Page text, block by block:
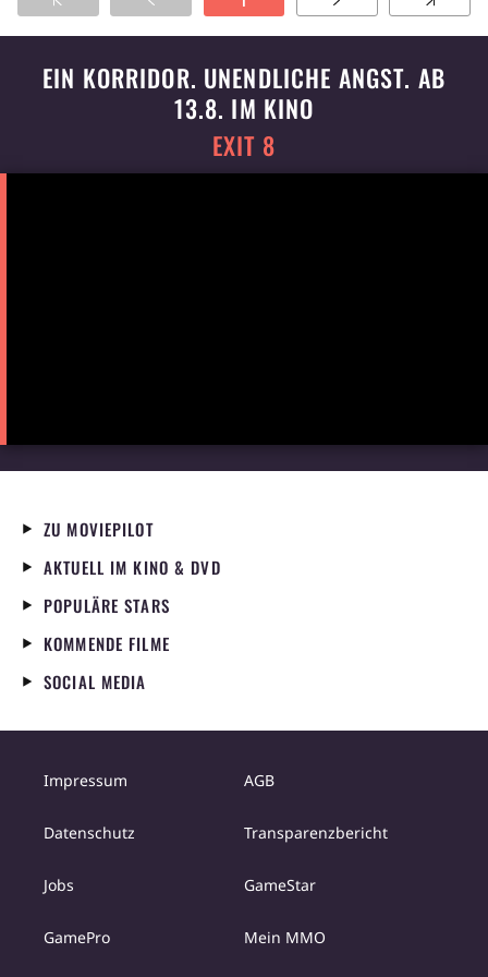
bei dem dessen Tochter schwer verletzt wird.
EIN KORRIDOR. UNENDLICHE ANGST. AB
13.8. IM KINO
EXIT 8
ZU MOVIEPILOT
AKTUELL IM KINO & DVD
POPULÄRE STARS
KOMMENDE FILME
SOCIAL MEDIA
Impressum AGB
Datenschutz Transparenzbericht
Jobs GameStar
GamePro Mein MMO